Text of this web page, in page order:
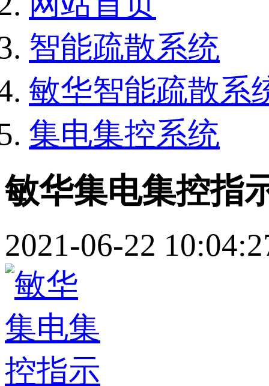
智能疏散系统
敏华智能疏散系
集电集控系统
敏华集电集控指
2021-06-22